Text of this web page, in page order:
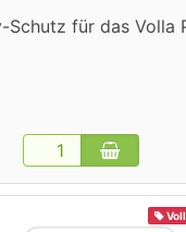
Schutz für das Volla